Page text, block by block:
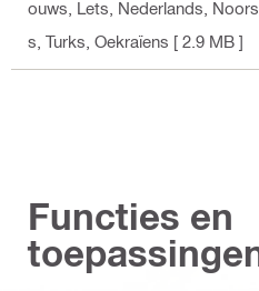
ouws, Lets, Nederlands,
s, Turks, Oekraïens [ 2.9 MB ]
Functies en